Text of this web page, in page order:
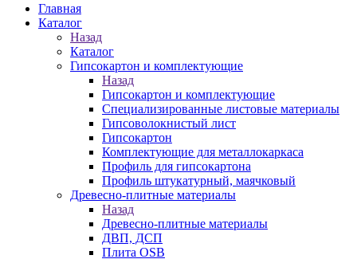
Главная
Каталог
Назад
Каталог
Гипсокартон и комплектующие
Назад
Гипсокартон и комплектующие
Специализированные листовые материалы
Гипсоволокнистый лист
Гипсокартон
Комплектующие для металлокаркаса
Профиль для гипсокартона
Профиль штукатурный, маячковый
Древесно-плитные материалы
Назад
Древесно-плитные материалы
ДВП, ДСП
Плита OSB